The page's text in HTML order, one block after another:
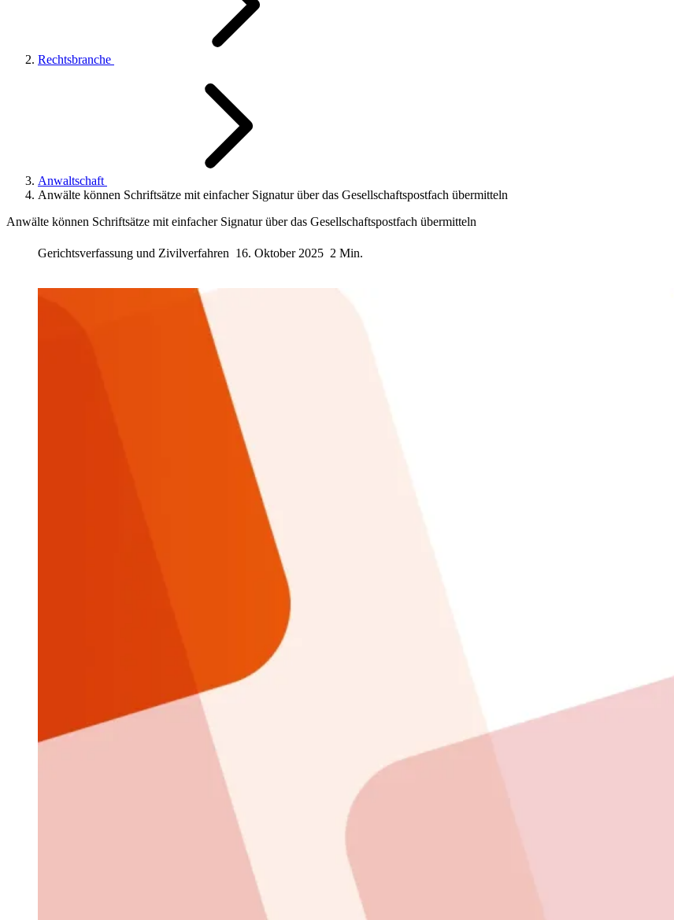
Rechtsbranche
Anwaltschaft
Anwälte können Schriftsätze mit einfacher Signatur über das Gesellschaftspostfach übermitteln
Anwälte können Schriftsätze mit einfacher Signatur über das Gesellschaftspostfach übermitteln
Gerichtsverfassung und Zivilverfahren 16. Oktober 2025 2 Min.